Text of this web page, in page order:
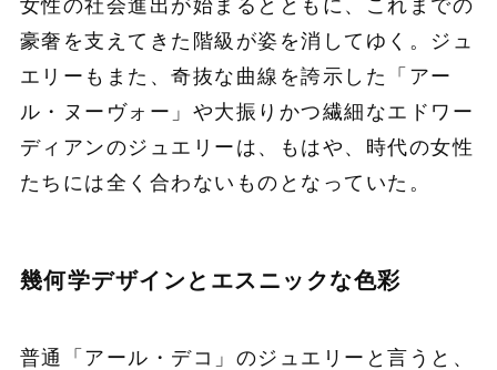
女性の社会進出が始まるとともに、これまでの
豪奢を支えてきた階級が姿を消してゆく。ジュ
エリーもまた、奇抜な曲線を誇示した「アー
ル・ヌーヴォー」や大振りかつ繊細なエドワー
ディアンのジュエリーは、もはや、時代の女性
たちには全く合わないものとなっていた。
幾何学デザインとエスニックな色彩
普通「アール・デコ」のジュエリーと言うと、